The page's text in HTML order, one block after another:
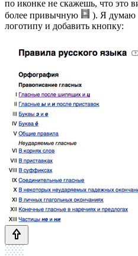
по иконке не скажешь, что это
более привычную
). Я думаю
логотипу и добавить кнопку: